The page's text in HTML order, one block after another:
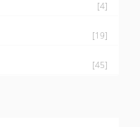
[4]
[19]
[45]